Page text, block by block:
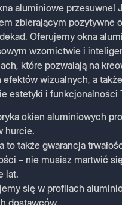
aluminiowe przesuwne!
zbierającym pozytywne
Oferujemy okna
wzornictwie i
które pozwalają na
efektów wizualnych, a
estetyki i funkcjonalności
okien aluminiowych
hurcie.
to także gwarancja
– nie musisz martwić
lat.
się w profilach